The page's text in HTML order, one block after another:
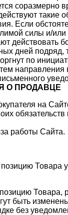
соразмерно
такие
Если
силы и/или
действовать
дней подряд,
по
направления
О ПРОДАВЦЕ
на
обязательств
работы Сайта.
Товара
Товара,
быть
без